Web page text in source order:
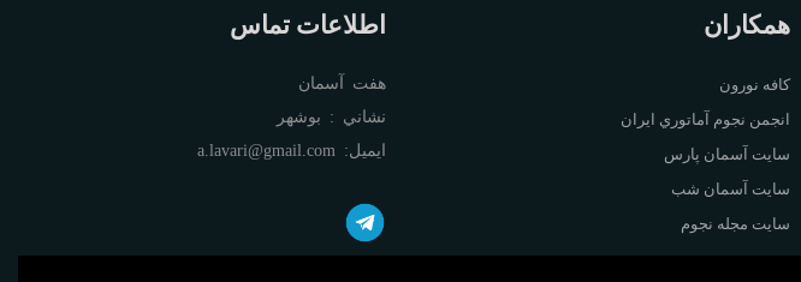
همکاران
کافه نورون
انجمن نجوم آماتوري ايران
سايت آسمان پارس
سايت آسمان شب
سايت مجله نجوم
اطلاعات تماس
هفت آسمان
نشاني : بوشهر
ايميل: a.lavari@gmail.com